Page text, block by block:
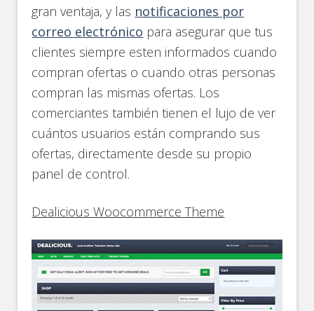
gran ventaja, y las notificaciones por
correo electrónico para asegurar que tus
clientes siempre esten informados cuando
compran ofertas o cuando otras personas
compran las mismas ofertas. Los
comerciantes también tienen el lujo de ver
cuántos usuarios están comprando sus
ofertas, directamente desde su propio
panel de control.
Dealicious Woocommerce Theme